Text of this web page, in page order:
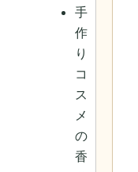
手
作
り
コ
ス
メ
の
香